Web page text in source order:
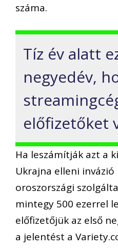
száma.
Tíz év alatt
negyedév,
előfizetőket
Ha leszámítják azt a
Ukrajna elleni
oroszországi
mintegy 500 ezerrel
előfizetőjük az első
a jelentést a